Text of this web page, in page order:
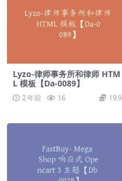
Lyzo-律师事务所和律师 HTM
L 模板【Da-0089】
2 年前 16 19.9